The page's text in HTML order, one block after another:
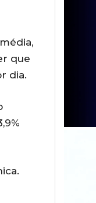
que
dia.